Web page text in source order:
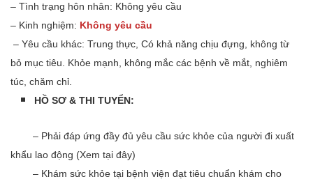
– Tình trạng hôn nhân: Không yêu cầu
– Kinh nghiệm: Không yêu cầu
– Yêu cầu khác: Trung thực, Có khả năng chịu đựng, không từ
bỏ mục tiêu. Khỏe mạnh, không mắc các bệnh về mắt, nghiêm
túc, chăm chỉ.
HỒ SƠ & THI TUYỂN:
​ – Phải đáp ứng đầy đủ yêu cầu sức khỏe của người đi xuất
khẩu lao động (Xem tại đây)
– Khám sức khỏe tại bệnh viện đạt tiêu chuẩn khám cho